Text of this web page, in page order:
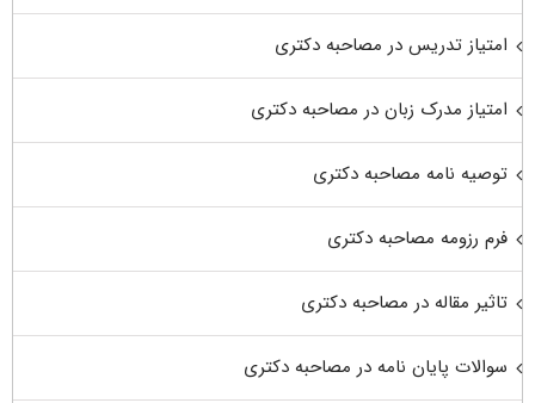
امتیاز تدریس در مصاحبه دکتری
امتیاز مدرک زبان در مصاحبه دکتری
توصیه نامه مصاحبه دکتری
فرم رزومه مصاحبه دکتری
تاثیر مقاله در مصاحبه دکتری
سوالات پایان نامه در مصاحبه دکتری